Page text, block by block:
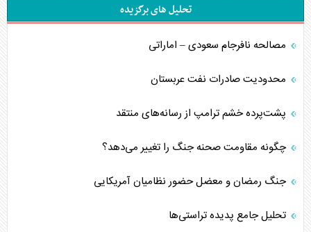
تحلیل های برگزیده
مصالحه نافرجام سعودی – اماراتی
محدودیت صادرات نفت عربستان
پشت‌پرده خشم ترامپ از رسانه‌های منتقد
چگونه مقاومت صحنه جنگ را تغییر می‌دهد؟
جنگ رمضان و معضل حضور نظامیان آمریکایی
تحلیل جامع پدیده تراستی‌ها